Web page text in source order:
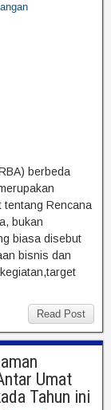
berbeda
tentang Rencana
bukan
biasa disebut
bisnis dan
Read Post
Umat
Tahun ini